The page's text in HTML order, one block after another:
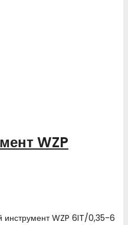
WZP
инструмент WZP 6IT/0,35-6